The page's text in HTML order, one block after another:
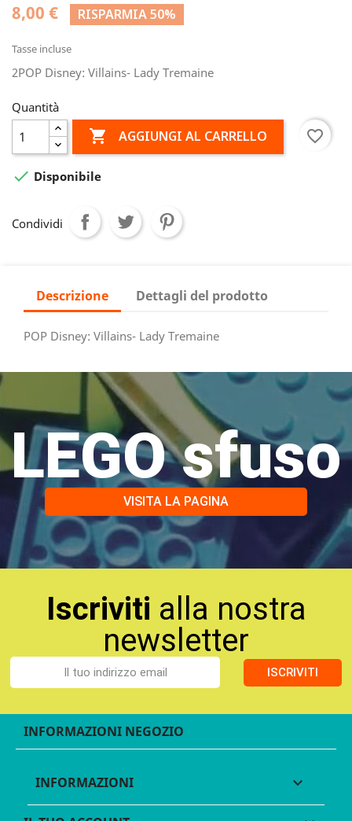
8,00 € RISPARMIA 50%
Tasse incluse
2POP Disney: Villains- Lady Tremaine
Quantità
 AGGIUNGI AL CARRELLO favorite_border
 Disponibile
Condividi
Descrizione Dettagli del prodotto
POP Disney: Villains- Lady Tremaine
LEGO sfuso
VISITA LA PAGINA
Iscriviti alla nostra
newsletter
ISCRIVITI
INFORMAZIONI NEGOZIO
INFORMAZIONI 